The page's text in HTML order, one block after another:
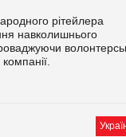
рітейлера
навколишнього